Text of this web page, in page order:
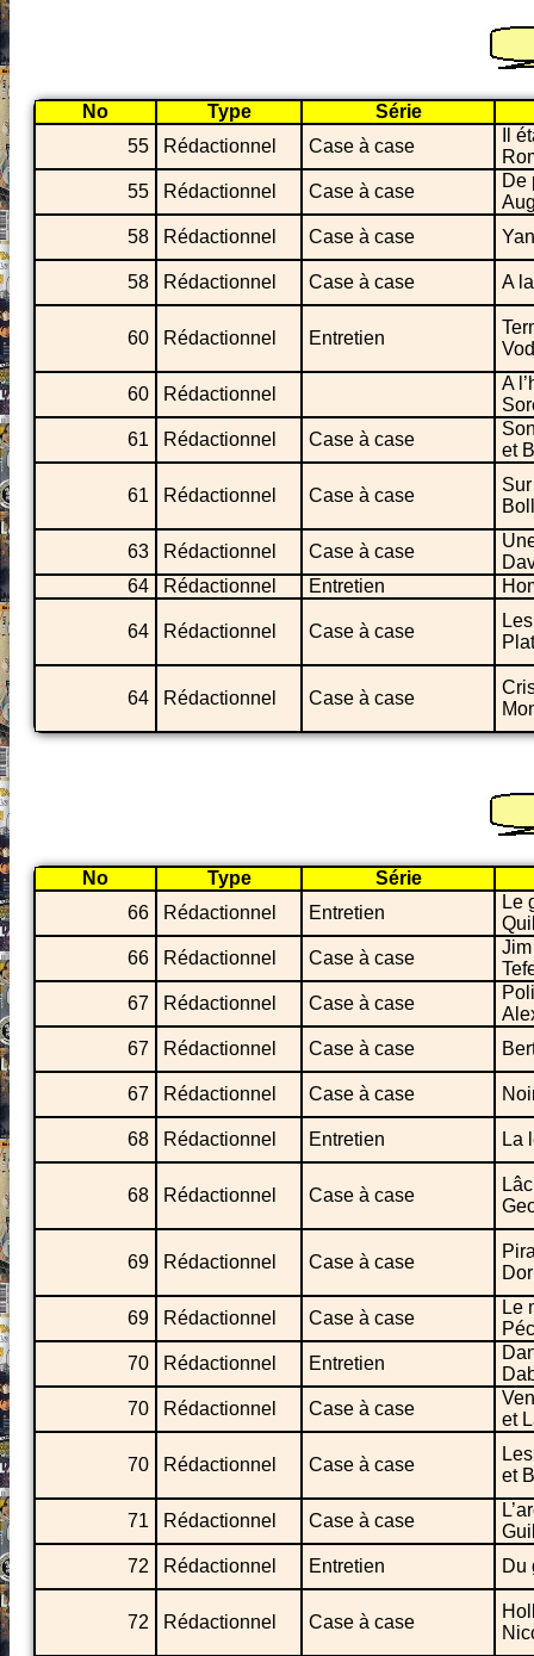
No Type
Série
55
Rédactionnel Case à case
Il
55
Rédactionnel Case à case
De
58
Rédactionnel Case à case
58 Rédactionnel Case à case A
60 Rédactionnel Entretien
60 Rédactionnel
A
61
Rédactionnel Case à case
et
61 Rédactionnel Case à case
63 Rédactionnel Case à case
64
Rédactionnel Entretien
64 Rédactionnel Case à case
64 Rédactionnel Case à case
No Type
Série
66
Rédactionnel Entretien
Le
66
Rédactionnel Case à case
67
Rédactionnel Case à case
67
Rédactionnel Case à case
67 Rédactionnel Case à case
68 Rédactionnel Entretien La
68 Rédactionnel Case à case
69 Rédactionnel Case à case
69 Rédactionnel Case à case
Le
70
Rédactionnel Entretien
70
Rédactionnel Case à case
et
70 Rédactionnel Case à case
et
71 Rédactionnel Case à case
72
Rédactionnel Entretien Du
72 Rédactionnel Case à case